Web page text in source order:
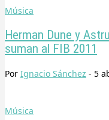
Música
Herman Dune y
suman al FIB 2011
Por Ignacio Sánchez - 5
Música